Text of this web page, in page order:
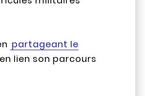
partageant le
lien son parcours